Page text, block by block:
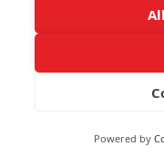
Powered by